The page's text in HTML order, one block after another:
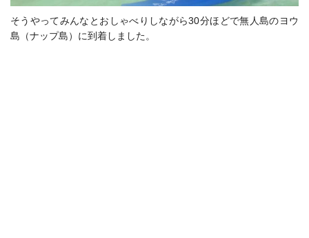
そうやってみんなとおしゃべりしながら30分ほどで無人島のヨウ
島（ナップ島）に到着しました。